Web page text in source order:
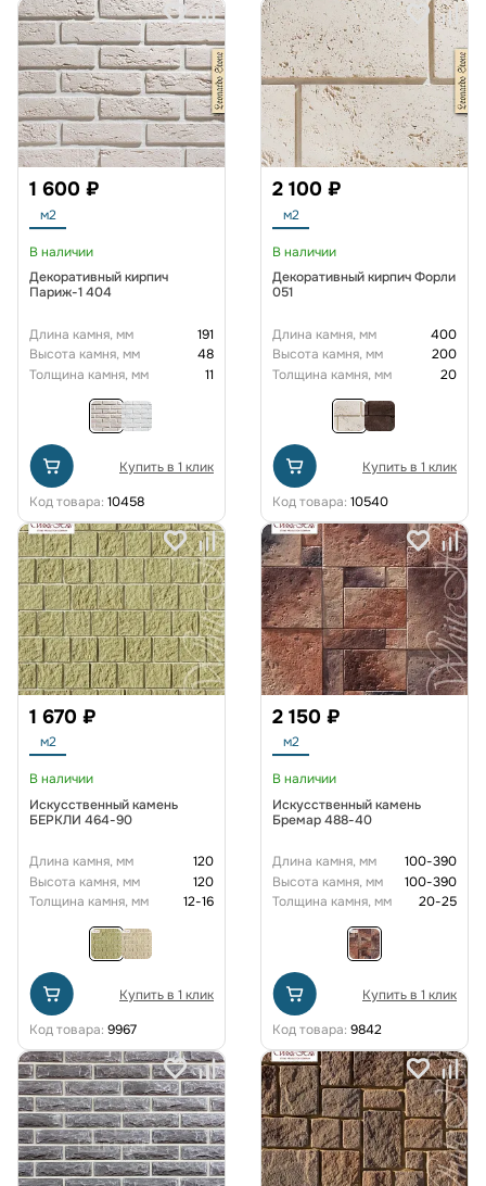
1 600 ₽
м2
В наличии
Декоративный кирпич
Париж-1 404
Длина камня, мм
191
Высота камня, мм
48
Толщина камня, мм
11
Купить в 1 клик
Код товара: 10458
2 100 ₽
м2
В наличии
Декоративный кирпич Форли
051
Длина камня, мм
400
Высота камня, мм
200
Толщина камня, мм
20
Купить в 1 клик
Код товара: 10540
1 670 ₽
м2
В наличии
Искусственный камень
БЕРКЛИ 464-90
Длина камня, мм
120
Высота камня, мм
120
Толщина камня, мм
12-16
Купить в 1 клик
Код товара: 9967
2 150 ₽
м2
В наличии
Искусственный камень
Бремар 488-40
Длина камня, мм
100-390
Высота камня, мм
100-390
Толщина камня, мм
20-25
Купить в 1 клик
Код товара: 9842